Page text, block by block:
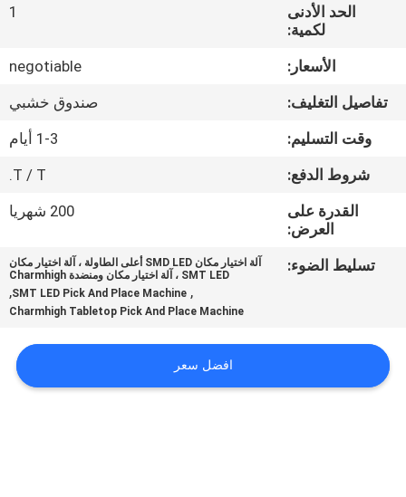
المصنع
مراقبة
الجودة
اتصل
أخبار
ON
LINE
الحد الأدنى
لكمية:
1
الأسعار:
negotiable
تفاصيل التغليف:
صندوق خشبي
وقت التسليم:
1-3 أيام
شروط الدفع:
T / T.
القدرة على
العرض:
200 شهريا
تسليط الضوء:
آلة اختيار مكان SMD LED أعلى الطاولة ، آلة اختيار مكان
SMT LED ، آلة اختيار مكان ومنضدة Charmhigh
,
SMT LED Pick And Place Machine
,
Charmhigh Tabletop Pick And Place Machine
افضل سعر